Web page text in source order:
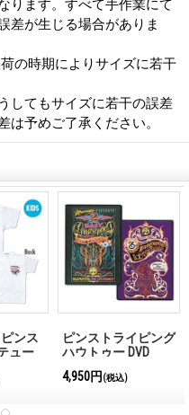
ります。すべて手作業にて
差が生じる場合がありま
の時期によりサイズに若干
してもサイズに若干の誤差
は予めご了承ください。
ピンス
ュー
ピンストライピング
ハウトゥー DVD
4,950円 (税込)